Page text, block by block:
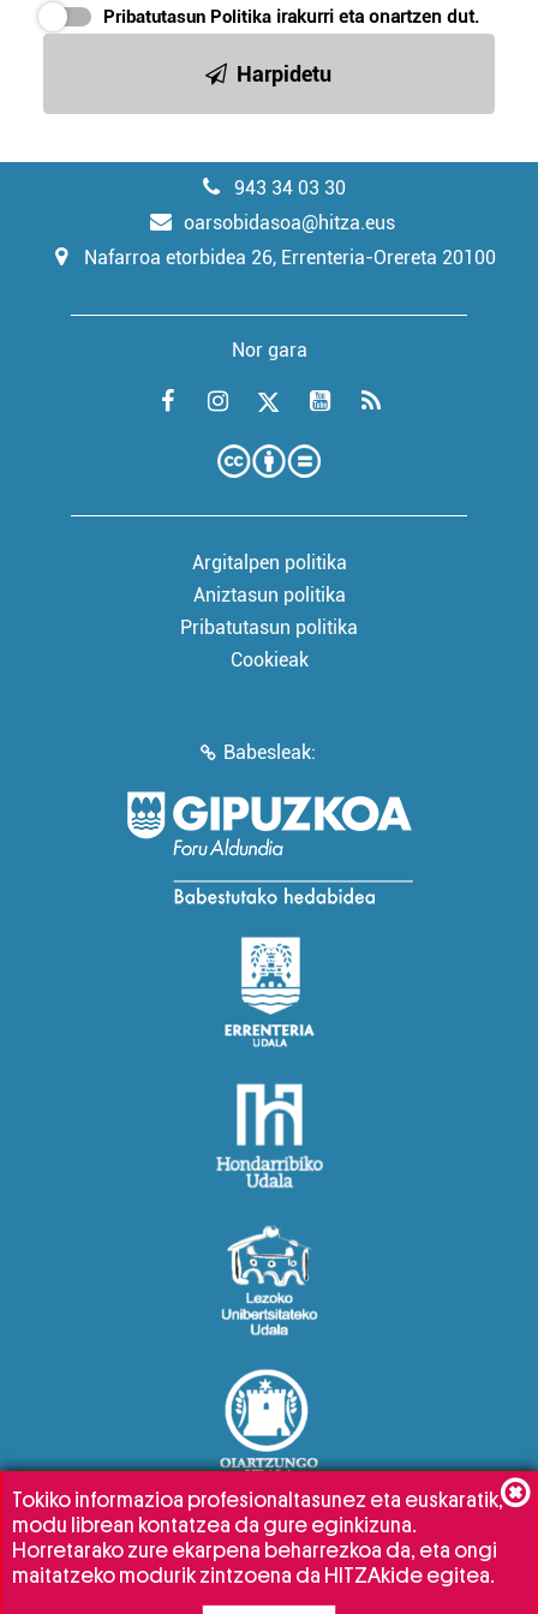
Pribatutasun Politika irakurri eta onartzen dut.
Harpidetu
943 34 03 30
oarsobidasoa@hitza.eus
Nafarroa etorbidea 26, Errenteria-Orereta 20100
Nor gara
Argitalpen politika
Aniztasun politika
Pribatutasun politika
Cookieak
Babesleak:
Tokiko informazioa profesionaltasunez eta euskaratik,
modu librean kontatzea da gure eginkizuna.
Horretarako zure ekarpena beharrezkoa da, eta ongi
maitatzeko modurik zintzoena da HITZAkide egitea.